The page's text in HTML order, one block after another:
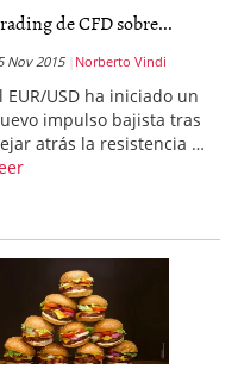
de CFD sobre...
Nov 2015 Norberto Vindi
EUR/USD ha iniciado un
impulso bajista tras
atrás la resistencia …